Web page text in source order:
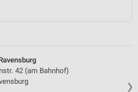
❯
42 (am Bahnhof)